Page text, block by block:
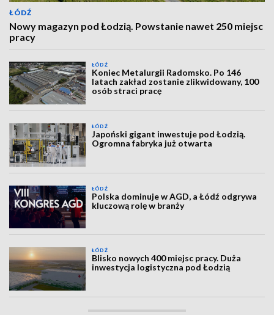
ŁÓDŹ
Nowy magazyn pod Łodzią. Powstanie nawet 250 miejsc
pracy
ŁÓDŹ
Koniec Metalurgii Radomsko. Po 146
latach zakład zostanie zlikwidowany, 100
osób straci pracę
ŁÓDŹ
Japoński gigant inwestuje pod Łodzią.
Ogromna fabryka już otwarta
ŁÓDŹ
Polska dominuje w AGD, a Łódź odgrywa
kluczową rolę w branży
ŁÓDŹ
Blisko nowych 400 miejsc pracy. Duża
inwestycja logistyczna pod Łodzią